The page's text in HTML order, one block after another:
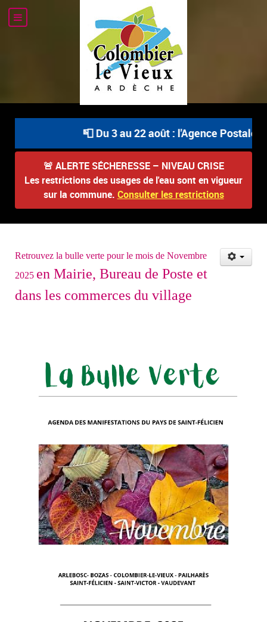
📮 Du 3 au 22 août : l'Agence Postale
🚨 ALERTE SÉCHERESSE – NIVEAU CRISE
Les restrictions des usages de l'eau sont en vigueur
sur la commune. Consulter les restrictions
Retrouvez la bulle verte pour le mois de Novembre
2025 en Mairie, Bureau de Poste et
dans les commerces du village